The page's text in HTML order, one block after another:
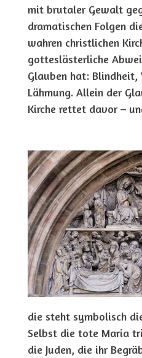
mit brutaler Gewalt
dramatischen Folgen
wahren christlichen
gotteslästerliche
Glauben hat: Blindheit,
Lähmung. Allein der
Kirche rettet davor –
die steht symbolisch
Selbst die tote Maria
die Juden, die ihr